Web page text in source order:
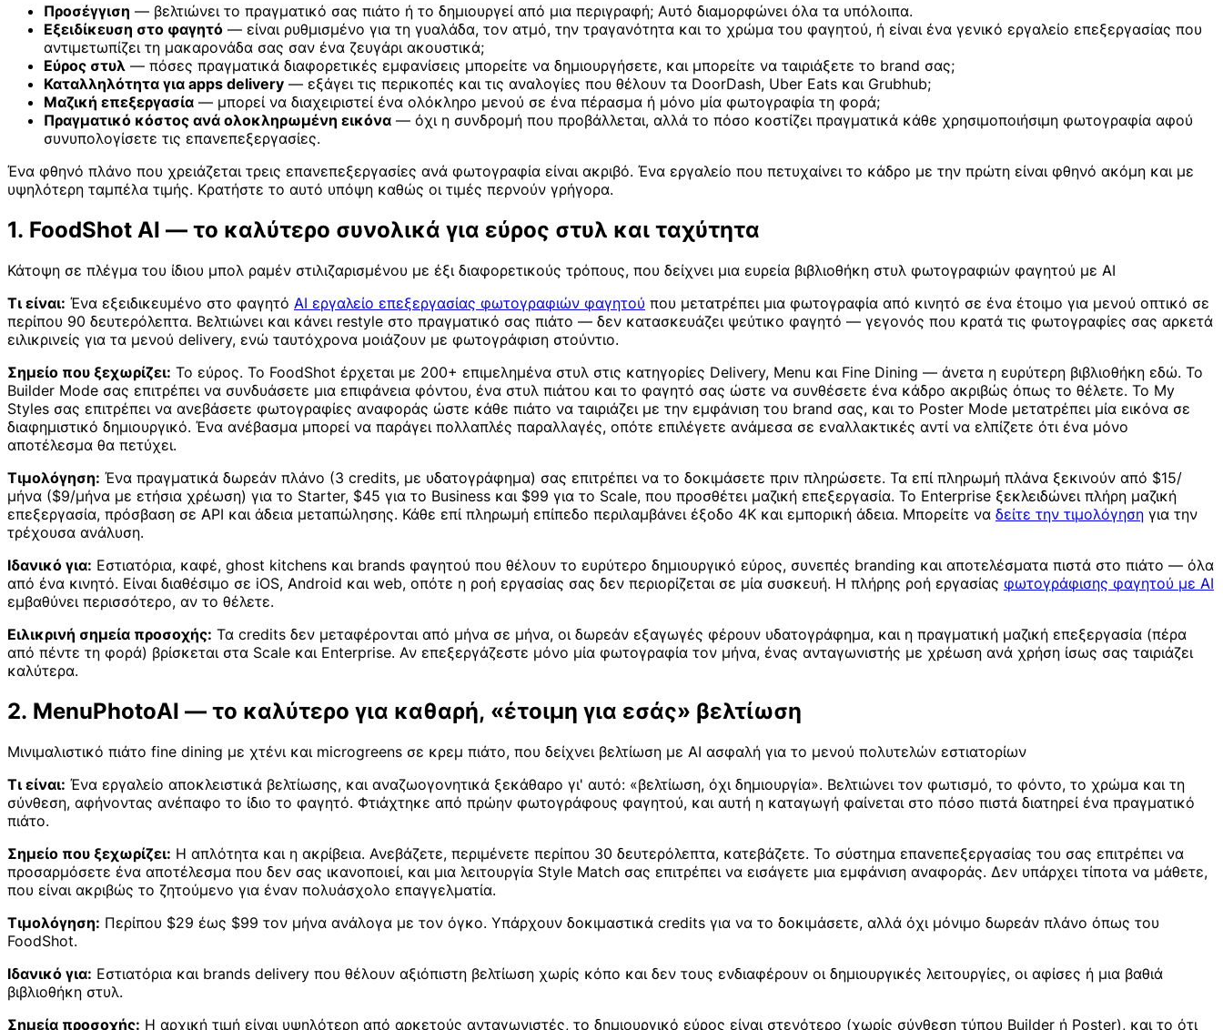
Προσέγγιση — βελτιώνει το πραγματικό σας πιάτο ή το δημιουργεί από μια περιγραφή; Αυτό διαμορφώνει όλα τα υπόλοιπα.
Εξειδίκευση στο φαγητό — είναι ρυθμισμένο για τη γυαλάδα, τον ατμό, την τραγανότητα και το χρώμα του φαγητού, ή είναι ένα γενικό εργαλείο επεξεργασίας που
αντιμετωπίζει τη μακαρονάδα σας σαν ένα ζευγάρι ακουστικά;
Εύρος στυλ — πόσες πραγματικά διαφορετικές εμφανίσεις μπορείτε να δημιουργήσετε, και μπορείτε να ταιριάξετε το brand σας;
Καταλληλότητα για apps delivery — εξάγει τις περικοπές και τις αναλογίες που θέλουν τα DoorDash, Uber Eats και Grubhub;
Μαζική επεξεργασία — μπορεί να διαχειριστεί ένα ολόκληρο μενού σε ένα πέρασμα ή μόνο μία φωτογραφία τη φορά;
Πραγματικό κόστος ανά ολοκληρωμένη εικόνα — όχι η συνδρομή που προβάλλεται, αλλά το πόσο κοστίζει πραγματικά κάθε χρησιμοποιήσιμη φωτογραφία αφού
συνυπολογίσετε τις επανεπεξεργασίες.
Ένα φθηνό πλάνο που χρειάζεται τρεις επανεπεξεργασίες ανά φωτογραφία είναι ακριβό. Ένα εργαλείο που πετυχαίνει το κάδρο με την πρώτη είναι φθηνό ακόμη και με
υψηλότερη ταμπέλα τιμής. Κρατήστε το αυτό υπόψη καθώς οι τιμές περνούν γρήγορα.
1. FoodShot AI — το καλύτερο συνολικά για εύρος στυλ και ταχύτητα
Κάτοψη σε πλέγμα του ίδιου μπολ ραμέν στιλιζαρισμένου με έξι διαφορετικούς τρόπους, που δείχνει μια ευρεία βιβλιοθήκη στυλ φωτογραφιών φαγητού με AI
Τι είναι: Ένα εξειδικευμένο στο φαγητό AI εργαλείο επεξεργασίας φωτογραφιών φαγητού που μετατρέπει μια φωτογραφία από κινητό σε ένα έτοιμο για μενού οπτικό σε
περίπου 90 δευτερόλεπτα. Βελτιώνει και κάνει restyle στο πραγματικό σας πιάτο — δεν κατασκευάζει ψεύτικο φαγητό — γεγονός που κρατά τις φωτογραφίες σας αρκετά
ειλικρινείς για τα μενού delivery, ενώ ταυτόχρονα μοιάζουν με φωτογράφιση στούντιο.
Σημείο που ξεχωρίζει: Το εύρος. Το FoodShot έρχεται με 200+ επιμελημένα στυλ στις κατηγορίες Delivery, Menu και Fine Dining — άνετα η ευρύτερη βιβλιοθήκη εδώ. Το
Builder Mode σας επιτρέπει να συνδυάσετε μια επιφάνεια φόντου, ένα στυλ πιάτου και το φαγητό σας ώστε να συνθέσετε ένα κάδρο ακριβώς όπως το θέλετε. Το My
Styles σας επιτρέπει να ανεβάσετε φωτογραφίες αναφοράς ώστε κάθε πιάτο να ταιριάζει με την εμφάνιση του brand σας, και το Poster Mode μετατρέπει μία εικόνα σε
διαφημιστικό δημιουργικό. Ένα ανέβασμα μπορεί να παράγει πολλαπλές παραλλαγές, οπότε επιλέγετε ανάμεσα σε εναλλακτικές αντί να ελπίζετε ότι ένα μόνο
αποτέλεσμα θα πετύχει.
Τιμολόγηση: Ένα πραγματικά δωρεάν πλάνο (3 credits, με υδατογράφημα) σας επιτρέπει να το δοκιμάσετε πριν πληρώσετε. Τα επί πληρωμή πλάνα ξεκινούν από $15/
μήνα ($9/μήνα με ετήσια χρέωση) για το Starter, $45 για το Business και $99 για το Scale, που προσθέτει μαζική επεξεργασία. Το Enterprise ξεκλειδώνει πλήρη μαζική
επεξεργασία, πρόσβαση σε API και άδεια μεταπώλησης. Κάθε επί πληρωμή επίπεδο περιλαμβάνει έξοδο 4K και εμπορική άδεια. Μπορείτε να δείτε την τιμολόγηση για την
τρέχουσα ανάλυση.
Ιδανικό για: Εστιατόρια, καφέ, ghost kitchens και brands φαγητού που θέλουν το ευρύτερο δημιουργικό εύρος, συνεπές branding και αποτελέσματα πιστά στο πιάτο — όλα
από ένα κινητό. Είναι διαθέσιμο σε iOS, Android και web, οπότε η ροή εργασίας σας δεν περιορίζεται σε μία συσκευή. Η πλήρης ροή εργασίας φωτογράφισης φαγητού με AI
εμβαθύνει περισσότερο, αν το θέλετε.
Ειλικρινή σημεία προσοχής: Τα credits δεν μεταφέρονται από μήνα σε μήνα, οι δωρεάν εξαγωγές φέρουν υδατογράφημα, και η πραγματική μαζική επεξεργασία (πέρα
από πέντε τη φορά) βρίσκεται στα Scale και Enterprise. Αν επεξεργάζεστε μόνο μία φωτογραφία τον μήνα, ένας ανταγωνιστής με χρέωση ανά χρήση ίσως σας ταιριάζει
καλύτερα.
2. MenuPhotoAI — το καλύτερο για καθαρή, «έτοιμη για εσάς» βελτίωση
Μινιμαλιστικό πιάτο fine dining με χτένι και microgreens σε κρεμ πιάτο, που δείχνει βελτίωση με AI ασφαλή για το μενού πολυτελών εστιατορίων
Τι είναι: Ένα εργαλείο αποκλειστικά βελτίωσης, και αναζωογονητικά ξεκάθαρο γι' αυτό: «βελτίωση, όχι δημιουργία». Βελτιώνει τον φωτισμό, το φόντο, το χρώμα και τη
σύνθεση, αφήνοντας ανέπαφο το ίδιο το φαγητό. Φτιάχτηκε από πρώην φωτογράφους φαγητού, και αυτή η καταγωγή φαίνεται στο πόσο πιστά διατηρεί ένα πραγματικό
πιάτο.
Σημείο που ξεχωρίζει: Η απλότητα και η ακρίβεια. Ανεβάζετε, περιμένετε περίπου 30 δευτερόλεπτα, κατεβάζετε. Το σύστημα επανεπεξεργασίας του σας επιτρέπει να
προσαρμόσετε ένα αποτέλεσμα που δεν σας ικανοποιεί, και μια λειτουργία Style Match σας επιτρέπει να εισάγετε μια εμφάνιση αναφοράς. Δεν υπάρχει τίποτα να μάθετε,
που είναι ακριβώς το ζητούμενο για έναν πολυάσχολο επαγγελματία.
Τιμολόγηση: Περίπου $29 έως $99 τον μήνα ανάλογα με τον όγκο. Υπάρχουν δοκιμαστικά credits για να το δοκιμάσετε, αλλά όχι μόνιμο δωρεάν πλάνο όπως του
FoodShot.
Ιδανικό για: Εστιατόρια και brands delivery που θέλουν αξιόπιστη βελτίωση χωρίς κόπο και δεν τους ενδιαφέρουν οι δημιουργικές λειτουργίες, οι αφίσες ή μια βαθιά
βιβλιοθήκη στυλ.
Σημεία προσοχής: Η αρχική τιμή είναι υψηλότερη από αρκετούς ανταγωνιστές, το δημιουργικό εύρος είναι στενότερο (χωρίς σύνθεση τύπου Builder ή Poster), και το ότι